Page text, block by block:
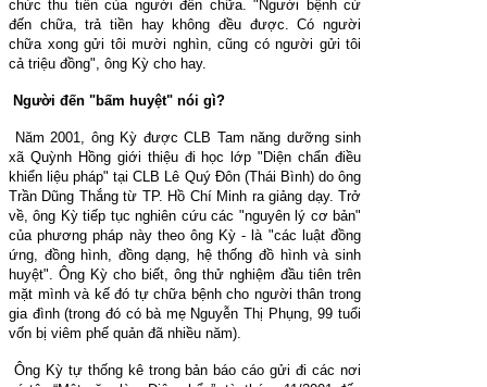
chức thu tiền của người đến chữa. "Người bệnh cứ
đến chữa, trả tiền hay không đều được. Có người
chữa xong gửi tôi mười nghìn, cũng có người gửi tôi
cả triệu đồng", ông Kỳ cho hay.
Người đến "bấm huyệt" nói gì?
Năm 2001, ông Kỳ được CLB Tam năng dưỡng sinh
xã Quỳnh Hồng giới thiệu đi học lớp "Diện chẩn điều
khiển liệu pháp" tại CLB Lê Quý Đôn (Thái Bình) do ông
Trần Dũng Thắng từ TP. Hồ Chí Minh ra giảng dạy. Trở
về, ông Kỳ tiếp tục nghiên cứu các "nguyên lý cơ bản"
của phương pháp này theo ông Kỳ - là "các luật đồng
ứng, đồng hình, đồng dạng, hệ thống đồ hình và sinh
huyệt". Ông Kỳ cho biết, ông thử nghiệm đầu tiên trên
mặt mình và kế đó tự chữa bệnh cho người thân trong
gia đình (trong đó có bà mẹ Nguyễn Thị Phụng, 99 tuổi
vốn bị viêm phế quản đã nhiều năm).
Ông Kỳ tự thống kê trong bản báo cáo gửi đi các nơi